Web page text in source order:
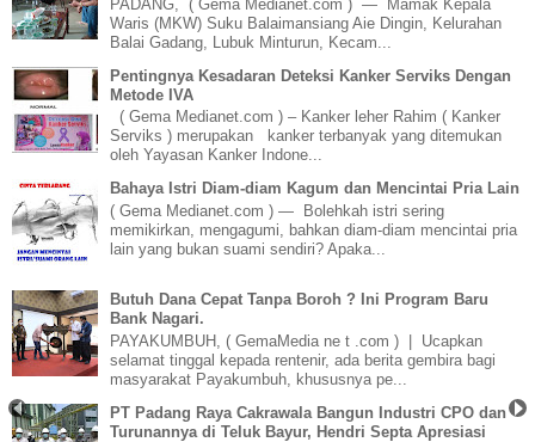
PADANG, ( Gema Medianet.com ) — Mamak Kepala
Waris (MKW) Suku Balaimansiang Aie Dingin, Kelurahan
Balai Gadang, Lubuk Minturun, Kecam...
Pentingnya Kesadaran Deteksi Kanker Serviks Dengan
Metode IVA
( Gema Medianet.com ) – Kanker leher Rahim ( Kanker
Serviks ) merupakan kanker terbanyak yang ditemukan
oleh Yayasan Kanker Indone...
Bahaya Istri Diam-diam Kagum dan Mencintai Pria Lain
( Gema Medianet.com ) — Bolehkah istri sering
memikirkan, mengagumi, bahkan diam-diam mencintai pria
lain yang bukan suami sendiri? Apaka...
Butuh Dana Cepat Tanpa Boroh ? Ini Program Baru
Bank Nagari.
PAYAKUMBUH, ( GemaMedia ne t .com ) | Ucapkan
selamat tinggal kepada rentenir, ada berita gembira bagi
masyarakat Payakumbuh, khususnya pe...
PT Padang Raya Cakrawala Bangun Industri CPO dan
Turunannya di Teluk Bayur, Hendri Septa Apresiasi